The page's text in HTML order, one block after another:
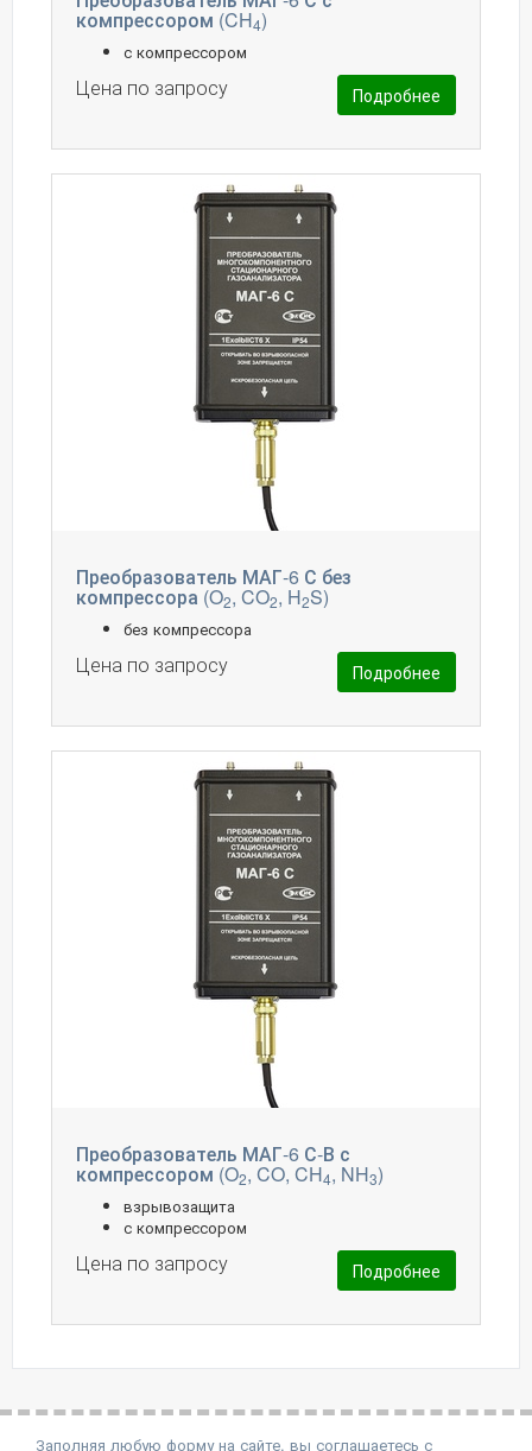
компрессором (CH4)
с компрессором
Цена по запросу Подробнее
Преобразователь МАГ-6 С без
компрессора (O2, CO2, H2S)
без компрессора
Цена по запросу Подробнее
Преобразователь МАГ-6 С-В с
компрессором (O2, CO, CH4, NH3)
взрывозащита
с компрессором
Цена по запросу Подробнее
Заполняя любую форму на сайте, вы соглашаетесь с